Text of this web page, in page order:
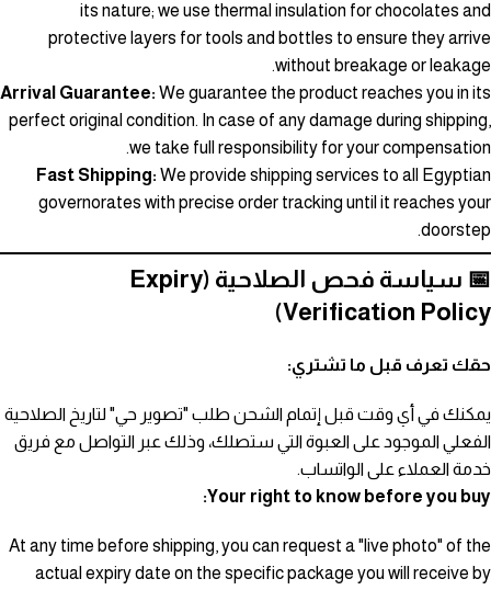
its nature; we use thermal insulation for chocolates and
protective layers for tools and bottles to ensure they arrive
without breakage or leakage.
Arrival Guarantee: We guarantee the product reaches you in its
perfect original condition. In case of any damage during shipping,
we take full responsibility for your compensation.
Fast Shipping: We provide shipping services to all Egyptian
governorates with precise order tracking until it reaches your
doorstep.
📅 سياسة فحص الصلاحية (Expiry
Verification Policy)
حقك تعرف قبل ما تشتري:
يمكنك في أي وقت قبل إتمام الشحن طلب "تصوير حي" لتاريخ الصلاحية
الفعلي الموجود على العبوة التي ستصلك، وذلك عبر التواصل مع فريق
خدمة العملاء على الواتساب.
Your right to know before you buy:
At any time before shipping, you can request a "live photo" of the
actual expiry date on the specific package you will receive by